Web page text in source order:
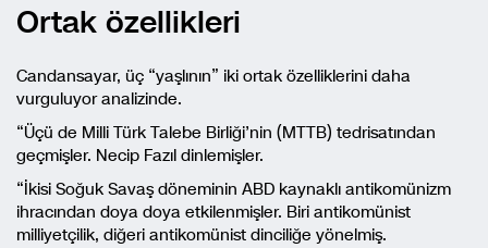
Ortak özellikleri
Candansayar, üç “yaşlının” iki ortak özelliklerini daha
vurguluyor analizinde.
“Üçü de Milli Türk Talebe Birliği’nin (MTTB) tedrisatından
geçmişler. Necip Fazıl dinlemişler.
“İkisi Soğuk Savaş döneminin ABD kaynaklı antikomünizm
ihracından doya doya etkilenmişler. Biri antikomünist
milliyetçilik, diğeri antikomünist dinciliğe yönelmiş.